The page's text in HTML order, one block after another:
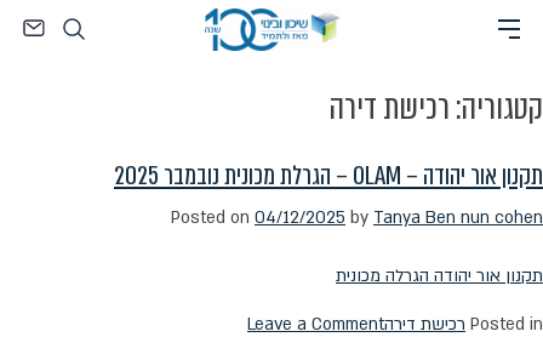
חיפוש
קטגוריה:רכישת דירה
תקנון אור יהודה – OLAM – הגרלת מכונית נובמבר 2025
Posted on 04/12/2025 by Tanya Ben nun cohen
תקנון אור יהודה הגרלה מכונית
Posted in רכישת דירהLeave a Comment
on